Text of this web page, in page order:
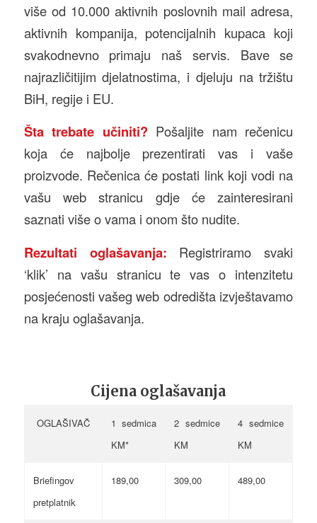
više od 10.000 aktivnih poslovnih mail adresa,
aktivnih kompanija, potencijalnih kupaca koji
svakodnevno primaju naš servis. Bave se
najrazličitijim djelatnostima, i djeluju na tržištu
BiH, regije i EU.
Šta trebate učiniti?Pošaljite nam rečenicu
koja će najbolje prezentirati vas i vaše
proizvode. Rečenica će postati link koji vodi na
vašu web stranicu gdje će zainteresirani
saznati više o vama i onom što nudite.
Rezultati oglašavanja: Registriramo svaki
‘klik’ na vašu stranicu te vas o intenzitetu
posjećenosti vašeg web odredišta izvještavamo
na kraju oglašavanja.
Cijena oglašavanja
OGLAŠIVAČ
1 sedmica
KM*
2 sedmice
KM
4 sedmice
KM
Briefingov
pretplatnik
189,00 309,00 489,00